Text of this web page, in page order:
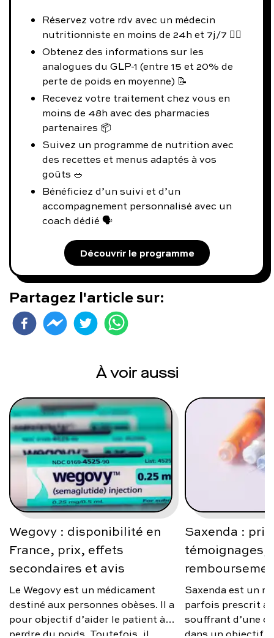
Réservez votre rdv avec un médecin
nutritionniste en moins de 24h et 7j/7 👨‍⚕️
Obtenez des informations sur les
analogues du GLP-1 (entre 15 et 20% de
perte de poids en moyenne) 📝
Recevez votre traitement chez vous en
moins de 48h avec des pharmacies
partenaires 📦
Suivez un programme de nutrition avec
des recettes et menus adaptés à vos
goûts 🥗
Bénéficiez d’un suivi et d’un
accompagnement personnalisé avec un
coach dédié 🗣️
Découvrir le programme
Partagez l'article sur:
À voir aussi
Wegovy : disponibilité en
France, prix, effets
secondaires et avis
Le Wegovy est un médicament
destiné aux personnes obèses. Il a
pour objectif d’aider le patient à
perdre du poids. Toutefois, il
Saxenda :
témoignages,
Saxenda est un
parfois prescrit
souffrant d’une
dans un objectif